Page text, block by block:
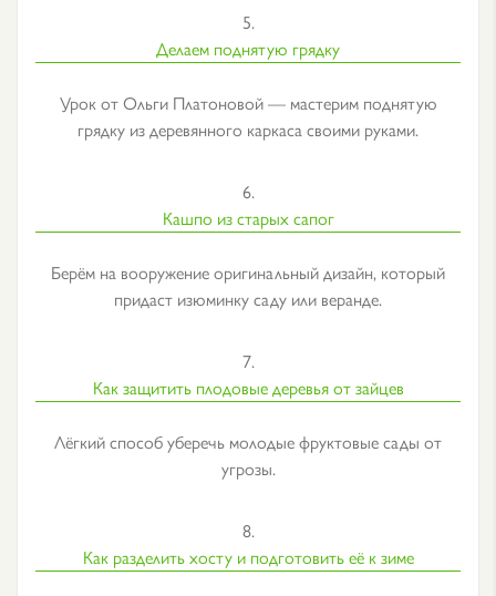
5.
Делаем поднятую грядку
Урок от Ольги Платоновой — мастерим поднятую
грядку из деревянного каркаса своими руками.
6.
Кашпо из старых сапог
Берём на вооружение оригинальный дизайн, который
придаст изюминку саду или веранде.
7.
Как защитить плодовые деревья от зайцев
Лёгкий способ уберечь молодые фруктовые сады от
угрозы.
8.
Как разделить хосту и подготовить её к зиме